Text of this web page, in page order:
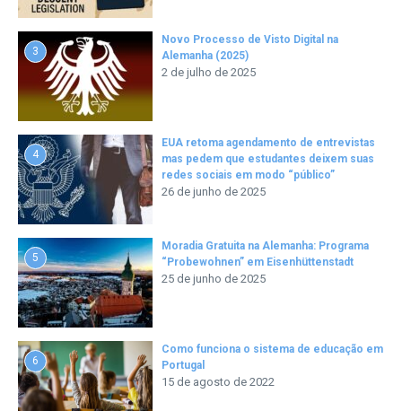
3
Novo Processo de Visto Digital na
Alemanha (2025)
2 de julho de 2025
4
EUA retoma agendamento de entrevistas
mas pedem que estudantes deixem suas
redes sociais em modo “público”
26 de junho de 2025
5
Moradia Gratuita na Alemanha: Programa
“Probewohnen” em Eisenhüttenstadt
25 de junho de 2025
6
Como funciona o sistema de educação em
Portugal
15 de agosto de 2022